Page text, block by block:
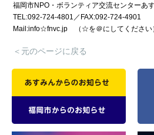
福岡市NPO・ボランティア交流センターあ
TEL:092-724-4801／FAX:092-724-4901
Mail:info☆fnvc.jp （☆を＠にしてください
＜元のページに戻る